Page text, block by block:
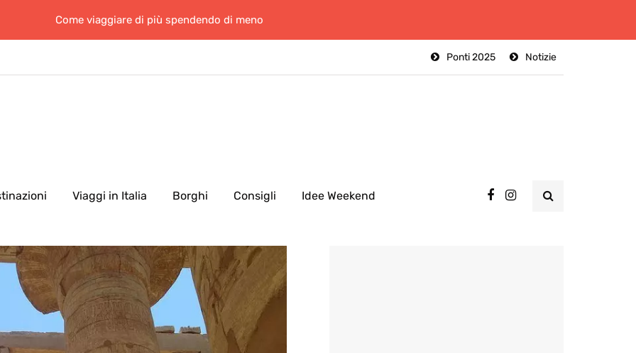
Come viaggiare di più spendendo di meno
Notizie
Ponti 2025
Viaggi in Italia Borghi Consigli Idee Weekend